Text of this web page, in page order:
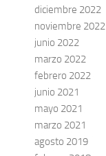
diciembre 2022
noviembre 2022
junio 2022
marzo 2022
febrero 2022
junio 2021
mayo 2021
marzo 2021
agosto 2019